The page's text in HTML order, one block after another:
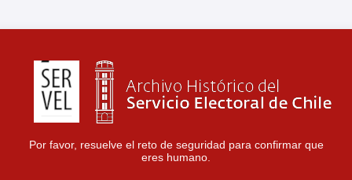
Por favor, resuelve el reto de seguridad para confirmar que
eres humano.